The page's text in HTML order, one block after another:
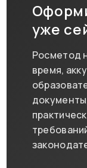
уже
Росметод
время,